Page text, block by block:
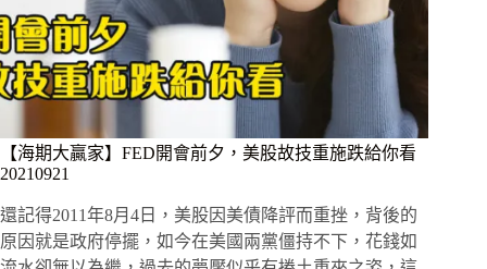
【海期大贏家】FED開會前夕，美股故技重施跌給你看
20210921
還記得2011年8月4日，美股因美債降評而重挫，背後的
原因就是政府停擺，如今在美國兩黨僵持不下，花錢如